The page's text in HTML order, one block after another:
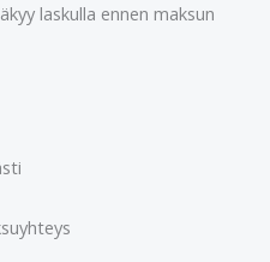
laskulla ennen maksun